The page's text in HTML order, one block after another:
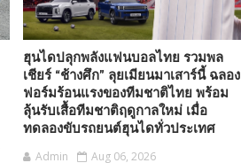
ฮุนไดปลุกพลังแฟนบอลไทย รวมพล
เชียร์ “ช้างศึก” ลุยเมียนมาเสาร์นี้ ฉลอง
ฟอร์มร้อนแรงของทีมชาติไทย พร้อม
ลุ้นรับเสื้อทีมชาติฤดูกาลใหม่ เมื่อ
ทดลองขับรถยนต์ฮุนไดทั่วประเทศ
Admin Aug 06, 2026